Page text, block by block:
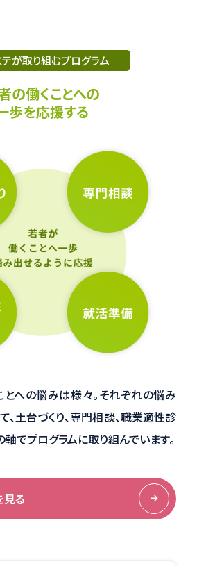
テが取り組むプログラム
の働くことへの
歩を応援する
とへの悩みは様々。それぞれの悩み
、土台づくり、専門相談、職業適性診
でプログラムに取り組んでいます。
見る